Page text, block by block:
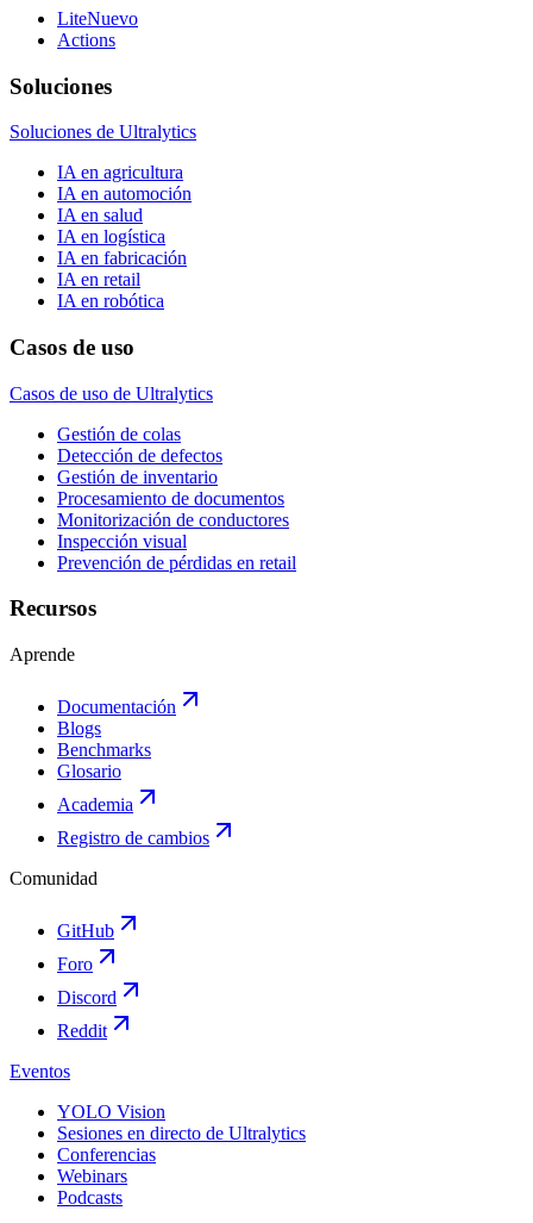
LiteNuevo
Actions
Soluciones
Soluciones de Ultralytics
IA en agricultura
IA en automoción
IA en salud
IA en logística
IA en fabricación
IA en retail
IA en robótica
Casos de uso
Casos de uso de Ultralytics
Gestión de colas
Detección de defectos
Gestión de inventario
Procesamiento de documentos
Monitorización de conductores
Inspección visual
Prevención de pérdidas en retail
Recursos
Aprende
Documentación
Blogs
Benchmarks
Glosario
Academia
Registro de cambios
Comunidad
GitHub
Foro
Discord
Reddit
Eventos
YOLO Vision
Sesiones en directo de Ultralytics
Conferencias
Webinars
Podcasts